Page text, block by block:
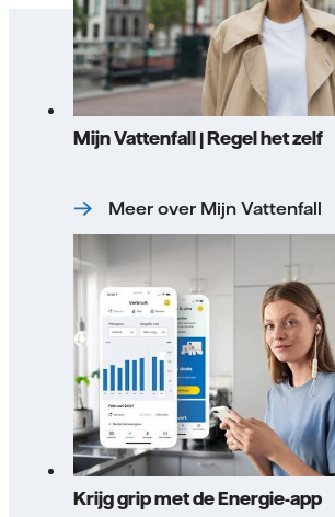
Mijn Vattenfall | Regel het zelf
Meer over Mijn Vattenfall
Krijg grip met de Energie-app